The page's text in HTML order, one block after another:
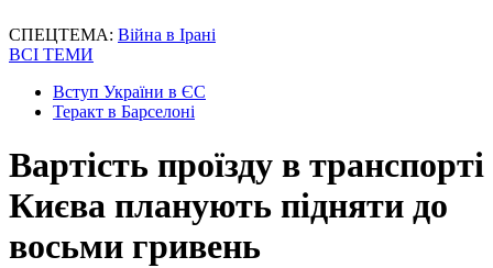
СПЕЦТЕМА: Війна в Ірані
ВСІ ТЕМИ
Вступ України в ЄС
Теракт в Барселоні
Вартість проїзду в транспорті
Києва планують підняти до
восьми гривень